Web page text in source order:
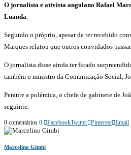
O jornalista e ativista angolano Rafael
Luanda
Segundo o próprio, apesar de ter recebido
Marques relatou que outros convidados
O jornalista disse ainda ter ficado
também o ministro da Comunicação Social,
Perante a polémica, o chefe de gabinete de
seguinte.
0 comentários 0 FacebookTwitter Pinterest Email
Marcelino Gimbi